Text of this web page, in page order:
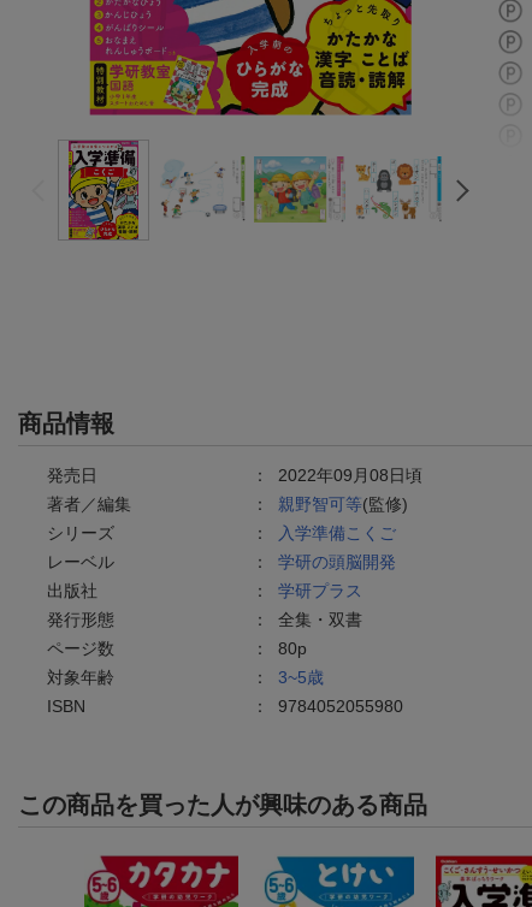
商品情報
発売日 ： 2022年09月08日頃
著者／編集
： 親野智可等(監修)
シリーズ
：
入学準備こくご
レーベル
： 学研の頭脳開発
出版社
： 学研プラス
発行形態
： 全集・双書
ページ数
： 80p
対象年齢
： 3~5歳
ISBN
： 9784052055980
この商品を買った人が興味のある商品